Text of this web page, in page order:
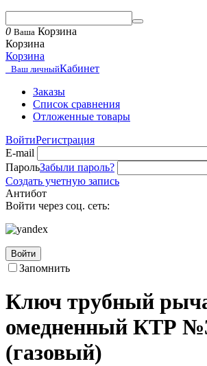
0 Ваша Корзина
Корзина
Корзина
Ваш личныйКабинет
Заказы
Список сравнения
Отложенные товары
ВойтиРегистрация
E-mail
ПарольЗабыли пароль?
Создать учетную запись
Антибот
Войти через соц. сеть:
Войти
Запомнить
Ключ трубный
омедненный КТР
(газовый)